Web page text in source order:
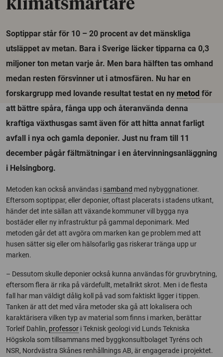
klimatsmartare
Soptippar står för 10 – 20 procent av det mänskliga
utsläppet av metan. Bara i Sverige läcker tipparna ca 0,3
miljoner ton metan varje år. Men bara hälften tas omhand
medan resten försvinner ut i atmosfären. Nu har en
forskargrupp med lovande resultat testat en ny metod för
att bättre spåra, fånga upp och återanvända denna
kraftiga växthusgas samt även för att hitta annat farligt
avfall i nya och gamla deponier. Just nu fram till 11
december pågår fältmätningar i en återvinningsanläggning
i Helsingborg.
Metoden kan också användas i samband med nybyggnationer.
Eftersom soptippar, eller deponier, oftast placerats i stadens utkant,
händer det inte sällan att växande kommuner vill bygga nya
bostäder eller ny infrastruktur på gammal deponimark. Med
metoden går det att avgöra om marken kan ge problem med att
husen sätter sig eller om hälsofarlig gas riskerar tränga upp ur
marken.
– Dessutom skulle deponier också kunna användas för gruvbrytning,
eftersom flera är rika på värdefullt, metallrikt skrot. Men i de flesta
fall har man väldigt dålig koll på vad som faktiskt ligger i tippen.
Tanken är att det med våra metoder ska gå att lokalisera och
karaktärisera vilken typ av material som finns i marken, berättar
Torleif Dahlin, professor i Teknisk geologi vid Lunds Tekniska
Högskola som tillsammans med byggkonsultbolaget Tyréns och
NSR, Nordvästra Skånes renhållnings AB, är engagerade i projektet.